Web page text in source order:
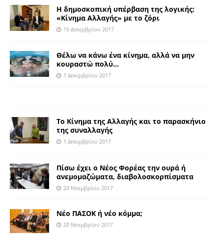
Η δημοσκοπική υπέρβαση της λογικής:
«Κίνημα Αλλαγής» με το ζόρι
15 Δεκεμβρίου 2017
Θέλω να κάνω ένα κίνημα, αλλά να μην
κουραστώ πολύ…
1 Δεκεμβρίου 2017
Το Κίνημα της Αλλαγής και το παρασκήνιο
της συναλλαγής
1 Δεκεμβρίου 2017
Πίσω έχει ο Νέος Φορέας την ουρά ή
ανεμομαζώματα, διαβολοσκορπίσματα
20 Νοεμβρίου 2017
Νέο ΠΑΣΟΚ ή νέο κόμμα;
20 Νοεμβρίου 2017